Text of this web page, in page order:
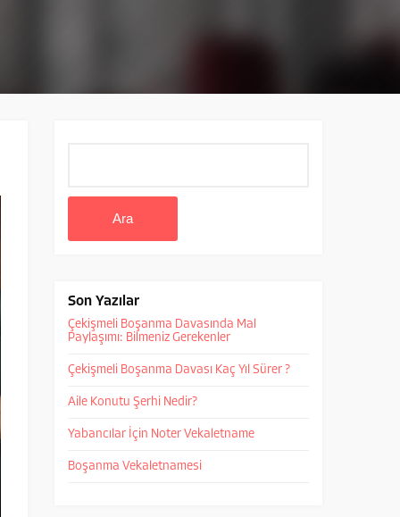
Son Yazılar
Çekişmeli Boşanma Davasında Mal
Paylaşımı: Bilmeniz Gerekenler
Çekişmeli Boşanma Davası Kaç Yıl Sürer ?
Aile Konutu Şerhi Nedir?
Yabancılar İçin Noter Vekaletname
Boşanma Vekaletnamesi